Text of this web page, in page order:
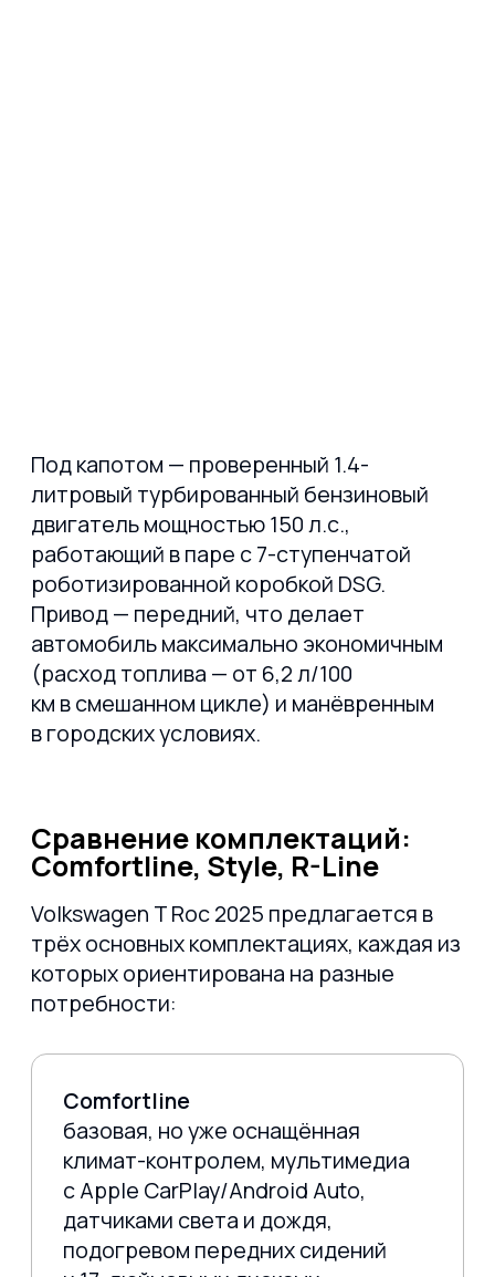
спортивными сиденьями, кожаным
рулём, цифровой приборной
панелью, адаптивными фарами
и системой автоматического
торможения. Для тех, кто хочет
подчеркнуть индивидуальность
и получить максимум от вождения.
Почему выгодно покупать
Volkswagen T Roc из Китая?
В последние годы всё больше
российских автопокупателей обращают
произведённые на китайских заводах
Volkswagen. Volkswagen T Roc из Китая
собирается на том же конвейере, что и
европейские версии, с соблюдением
глобальных стандартов качества. При
этом стоимость таких автомобилей
может быть на 15–25% ниже, чем у машин
из Европы или Мексики.
Особенно выгодной такая покупка